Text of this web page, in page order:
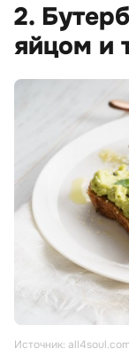
2.
яйцом и
Источник: all4soul.com